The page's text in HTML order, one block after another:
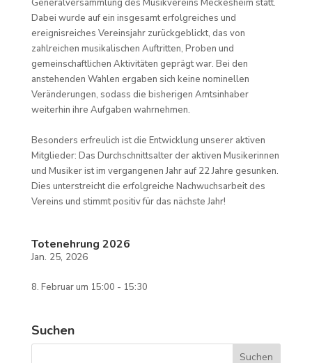
Dabei wurde auf ein insgesamt erfolgreiches und
ereignisreiches Vereinsjahr zurückgeblickt, das von
zahlreichen musikalischen Auftritten, Proben und
gemeinschaftlichen Aktivitäten geprägt war. Bei den
anstehenden Wahlen ergaben sich keine nominellen
Veränderungen, sodass die bisherigen Amtsinhaber
weiterhin ihre Aufgaben wahrnehmen.
Besonders erfreulich ist die Entwicklung unserer aktiven
Mitglieder: Das Durchschnittsalter der aktiven Musikerinnen
und Musiker ist im vergangenen Jahr auf 22 Jahre gesunken.
Dies unterstreicht die erfolgreiche Nachwuchsarbeit des
Vereins und stimmt positiv für das nächste Jahr!
Totenehrung 2026
Jan. 25, 2026
8. Februarum 15:00 - 15:30
Suchen